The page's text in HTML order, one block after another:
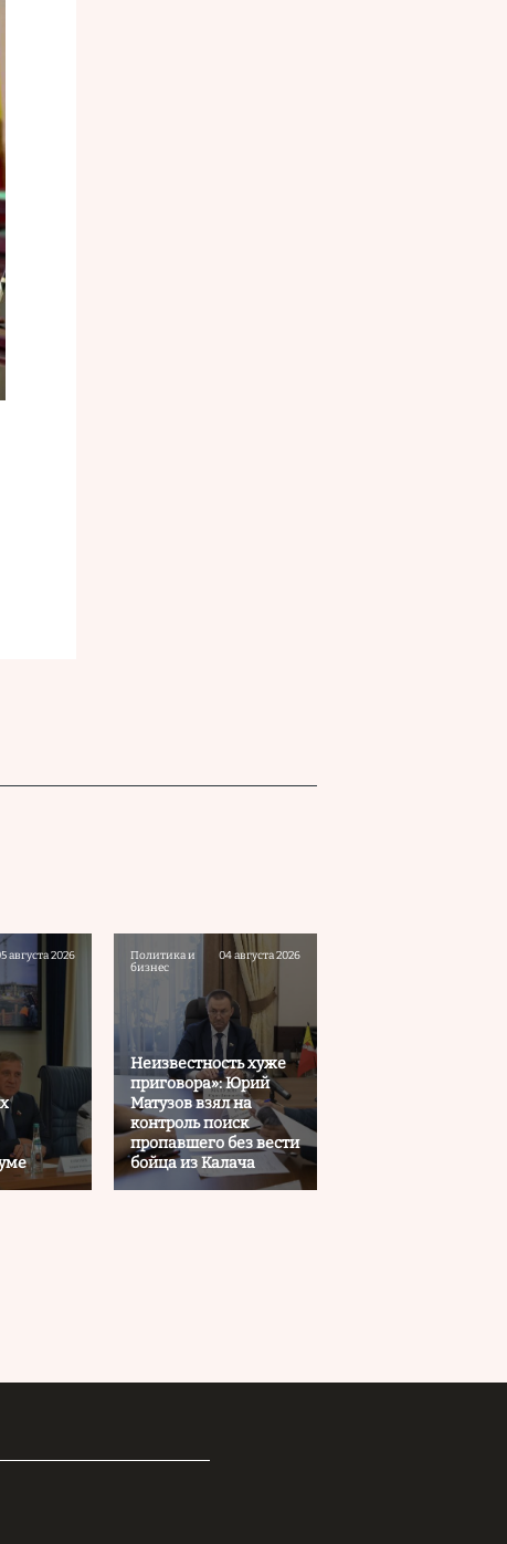
августа 2026
Политика и
бизнес
04 августа 2026
Неизвестность хуже
приговора»: Юрий
Матузов взял на
контроль поиск
пропавшего без вести
бойца из Калача